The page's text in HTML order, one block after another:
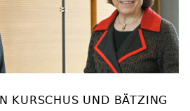
"Wahn eines